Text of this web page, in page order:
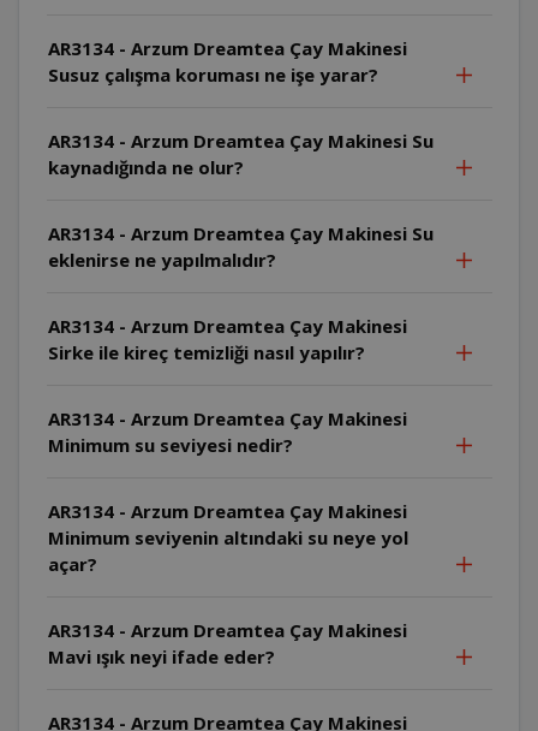
AR3134 - Arzum Dreamtea Çay Makinesi
Susuz çalışma koruması ne işe yarar?
AR3134 - Arzum Dreamtea Çay Makinesi Su
kaynadığında ne olur?
AR3134 - Arzum Dreamtea Çay Makinesi Su
eklenirse ne yapılmalıdır?
AR3134 - Arzum Dreamtea Çay Makinesi
Sirke ile kireç temizliği nasıl yapılır?
AR3134 - Arzum Dreamtea Çay Makinesi
Minimum su seviyesi nedir?
AR3134 - Arzum Dreamtea Çay Makinesi
Minimum seviyenin altındaki su neye yol
açar?
AR3134 - Arzum Dreamtea Çay Makinesi
Mavi ışık neyi ifade eder?
AR3134 - Arzum Dreamtea Çay Makinesi